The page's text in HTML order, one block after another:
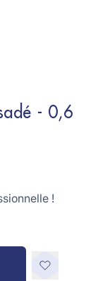
- 0,6
!